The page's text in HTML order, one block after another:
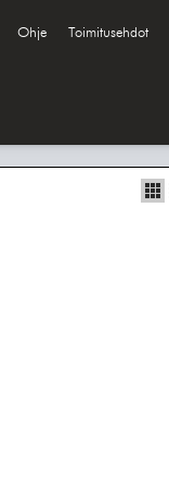
Ohje Toimitusehdot